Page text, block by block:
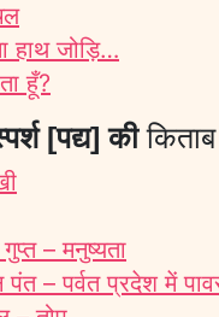
हाथ जोड़ि…
हूँ?
[पद्य] कीकिताब
– मनुष्यता
पंत – पर्वत प्रदेश में